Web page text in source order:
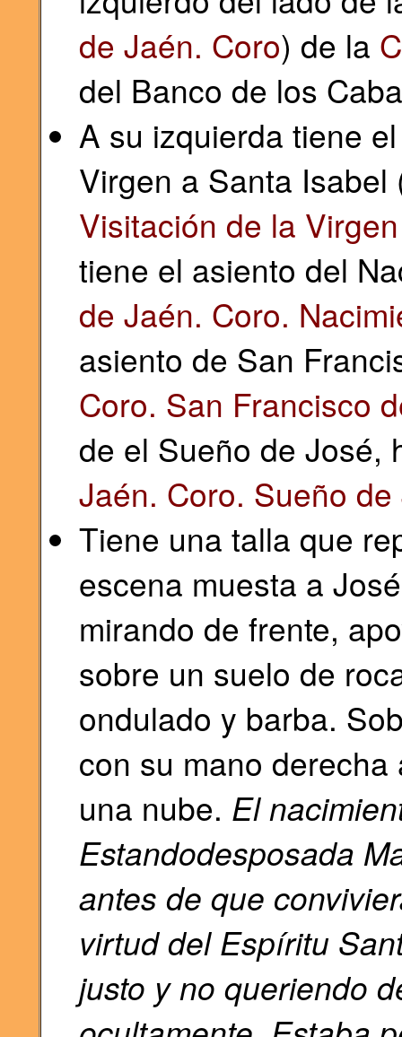
de Jaén. Coro) de la
del Banco de los
A su izquierda tiene
Virgen a Santa Isabel
Visitación de la
tiene el asiento del
de Jaén. Coro.
asiento de San
Coro. San Francisco
de el Sueño de José,
Jaén. Coro. Sueño
Tiene una talla que
escena muesta a
mirando de frente,
sobre un suelo de
ondulado y barba.
con su mano
una nube. El
Estandodesposada
antes de que
virtud del Espíritu
justo y no queriendo